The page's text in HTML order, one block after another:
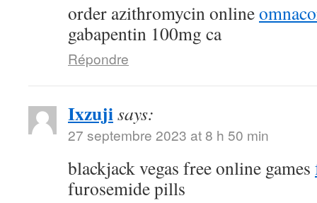
order azithromycin online
gabapentin 100mg ca
Répondre
Ixzujisays:
27 septembre 2023 at 8 h 50 min
blackjack vegas free online games
furosemide pills